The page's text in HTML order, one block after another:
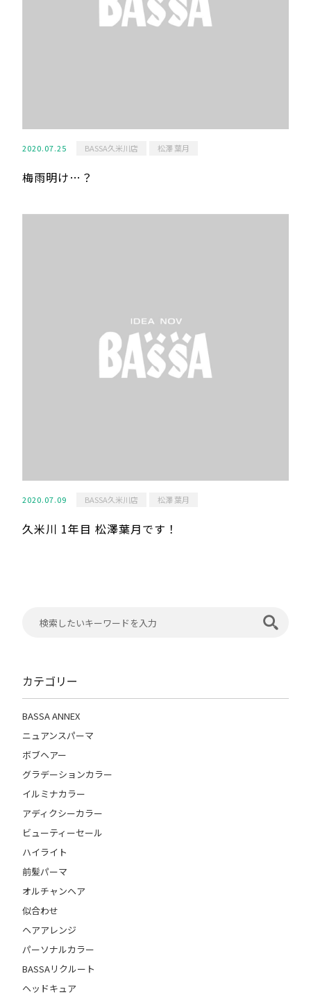
2020.07.25 BASSA久米川店 松澤 葉月
梅雨明け…？
2020.07.09 BASSA久米川店 松澤 葉月
久米川 1年目 松澤葉月です！
カテゴリー
BASSA ANNEX
ニュアンスパーマ
ボブヘアー
グラデーションカラー
イルミナカラー
アディクシーカラー
ビューティーセール
ハイライト
前髪パーマ
オルチャンヘア
似合わせ
ヘアアレンジ
パーソナルカラー
BASSAリクルート
ヘッドキュア